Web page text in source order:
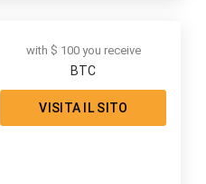
with $ 100 you receive
BTC
VISITA IL SITO